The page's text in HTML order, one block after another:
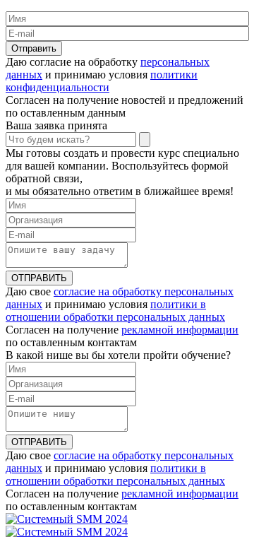
Отправить
Даю согласие на обработку персональных
данных и принимаю условия политики
конфиденциальности
Согласен на получение новостей и предложений
по оставленным данным
Ваша заявка принята
Мы готовы создать и провести курс специально
для вашей компании. Воспользуйтесь формой
обратной связи,
и мы обязательно ответим в ближайшее время!
ОТПРАВИТЬ
Даю свое согласие на обработку персональных
данных и принимаю условия политики в
отношении обработки персональных данных
Согласен на получение рекламной информации
по оставленным контактам
В какой нише вы бы хотели пройти обучение?
ОТПРАВИТЬ
Даю свое согласие на обработку персональных
данных и принимаю условия политики в
отношении обработки персональных данных
Согласен на получение рекламной информации
по оставленным контактам